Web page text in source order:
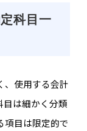
科目一
、使用する会計
目は細かく分類
項目は限定的で